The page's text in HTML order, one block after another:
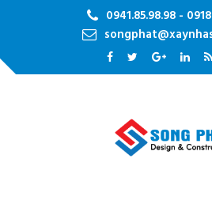
0941.85.98.98 -